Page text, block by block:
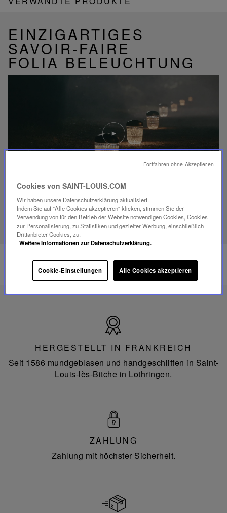
EINZIGARTIGES
SAVOIR-FAIRE
FOLIA BELEUCHTUNG
ENTDECKEN SIE UNSER SAVOIR-FAIRE
Video
abspielen
YouTube-
Video,
Lampe
Frankreich
HERGESTELLT IN FRANKREICH
Seit 1586 mundgeblasen und handgeschliffen in Saint-
Louis-lès-Bitche in Lothringen.
ZAHLUNG
Zahlung mit höchster Sicherheit.
Cookies von SAINT-LOUIS.COM
Wir haben unsere Datenschutzerklärung aktualisiert.
Indem Sie auf "Alle Cookies akzeptieren" klicken, stimmen Sie der
Verwendung von für den Betrieb der Website notwendigen Cookies, Cookies
zur Personalisierung, zu Statistiken und gezielter Werbung, einschließlich
Drittanbieter-Cookies, zu.
Weitere Informationen zur Datenschutzerklärung.
Cookie-Einstellungen Alle Cookies akzeptieren
Fortfahren ohne Akzeptieren